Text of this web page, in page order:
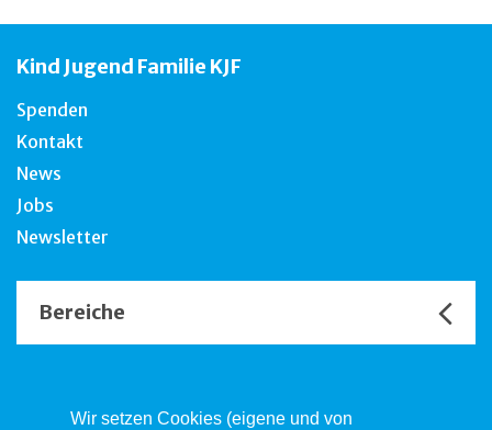
Wir setzen Cookies (eigene und von
Kind Jugend Familie KJF
Spenden
Kontakt
News
Jobs
Newsletter
Bereiche